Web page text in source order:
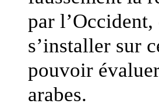
par
s’installer sur
pouvoir
arabes.